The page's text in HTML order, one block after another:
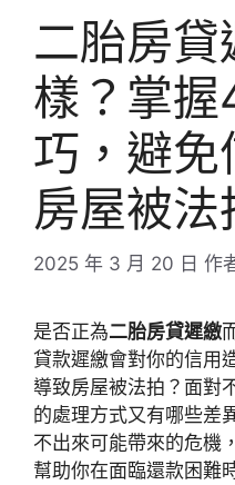
二胎房貸
樣？掌
巧，避免
房屋被法
2025 年 3 月 20 日 作
是否正為二胎房貸遲繳
貸款遲繳會對你的信用
導致房屋被法拍？面對
的處理方式又有哪些差
不出來可能帶來的危機
幫助你在面臨還款困難